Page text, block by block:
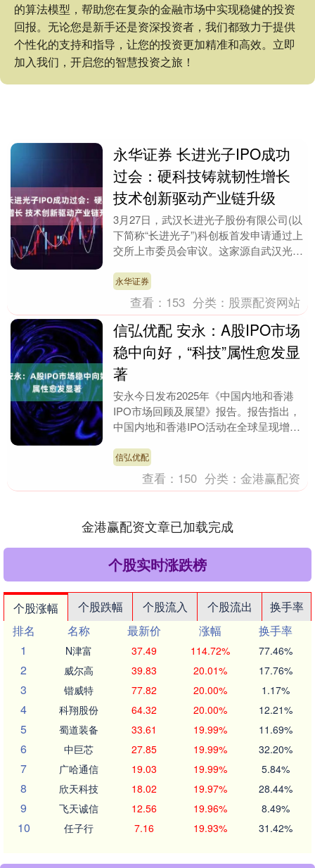
的算法模型，帮助您在复杂的金融市场中实现稳健的投资
回报。无论您是新手还是资深投资者，我们都致力于提供
个性化的支持和指导，让您的投资更加精准和高效。立即
加入我们，开启您的智慧投资之旅！
永华证券 长进光子IPO成功
过会：硬科技铸就韧性增长
技术创新驱动产业链升级
3月27日，武汉长进光子股份有限公司(以
下简称“长进光子”)科创板首发申请通过上
交所上市委员会审议。这家源自武汉光
余年的硬科....
永华证券
查看： 153 分类： 股票配资网站
信弘优配 安永：A股IPO市场
稳中向好，“科技”属性愈发显
著
安永今日发布2025年《中国内地和香港
IPO市场回顾及展望》报告。报告指出，
中国内地和香港IPO活动在全球呈现增长
资额占全....
信弘优配
查看： 150 分类：金港赢配资
金港赢配资文章已加载完成
个股实时涨跌榜
个股涨幅 个股跌幅 个股流入 个股流出
换手率
排名
名称 最新价 涨幅
换手率
1
N津富 37.49 114.72% 77.46%
2 威尔高 39.83 20.01% 17.76%
3 锴威特 77.82 20.00% 1.17%
4 科翔股份 64.32 20.00% 12.21%
5 蜀道装备 33.61 19.99% 11.69%
6 中巨芯 27.85 19.99% 32.20%
7 广哈通信 19.03 19.99% 5.84%
8 欣天科技 18.02 19.97% 28.44%
9 飞天诚信 12.56 19.96% 8.49%
10 任子行 7.16 19.93% 31.42%